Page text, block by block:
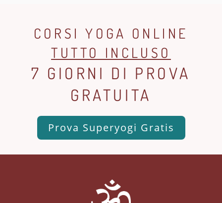
CORSI YOGA ONLINE
TUTTO INCLUSO
7 GIORNI DI PROVA
GRATUITA
Prova Superyogi Gratis